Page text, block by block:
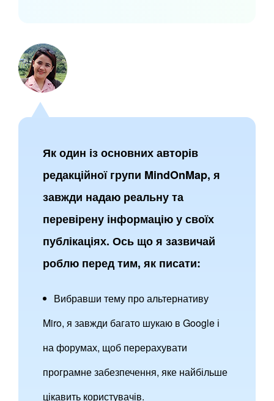
Як один із основних авторів
редакційної групи MindOnMap, я
завжди надаю реальну та
перевірену інформацію у своїх
публікаціях. Ось що я зазвичай
роблю перед тим, як писати:
Вибравши тему про альтернативу
Miro, я завжди багато шукаю в Google і
на форумах, щоб перерахувати
програмне забезпечення, яке найбільше
цікавить користувачів.